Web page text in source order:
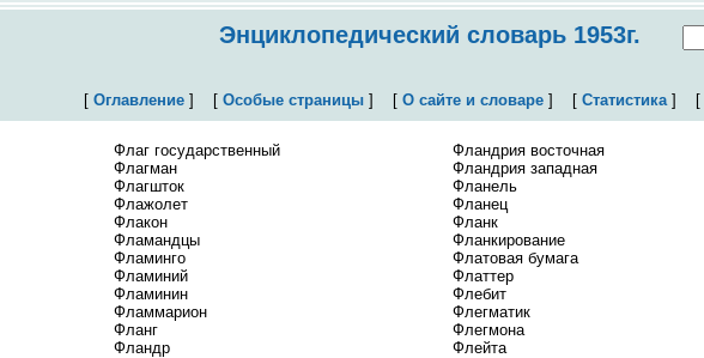
Энциклопедический словарь 1953г.
[ Оглавление] [ Особые страницы] [ О сайте и словаре] [ Статистика] [
Флаг государственный
Флагман
Флагшток
Флажолет
Флакон
Фламандцы
Фламинго
Фламиний
Фламинин
Фламмарион
Фланг
Фландр
Фландрия восточная
Фландрия западная
Фланель
Фланец
Фланк
Фланкирование
Флатовая бумага
Флаттер
Флебит
Флегматик
Флегмона
Флейта